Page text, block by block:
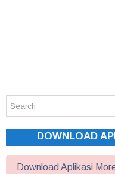
DOWNLOAD
Download Aplikasi